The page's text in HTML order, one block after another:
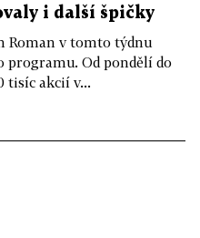
i další špičky
Roman v tomto týdnu
programu. Od pondělí do
tisíc akcií v...